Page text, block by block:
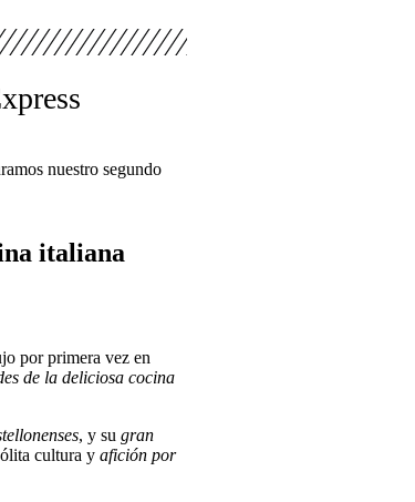
nuestro segundo
italiana
por primera vez en
de la deliciosa cocina
, y su gran
cultura y afición por